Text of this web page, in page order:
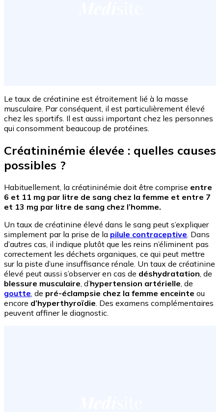
Le taux de créatinine est étroitement lié à la masse
musculaire. Par conséquent, il est particulièrement élevé
chez les sportifs. Il est aussi important chez les personnes
qui consomment beaucoup de protéines.
Créatininémie élevée : quelles causes
possibles ?
Habituellement, la créatininémie doit être comprise entre
6 et 11 mg par litre de sang chez la femme et entre 7
et 13 mg par litre de sang chez l’homme.
Un taux de créatinine élevé dans le sang peut s’expliquer
simplement par la prise de la pilule contraceptive . Dans
d’autres cas, il indique plutôt que les reins n’éliminent pas
correctement les déchets organiques, ce qui peut mettre
sur la piste d’une insuffisance rénale. Un taux de créatinine
élevé peut aussi s’observer en cas de déshydratation , de
blessure musculaire , d’hypertension artérielle , de
goutte , de pré-éclampsie chez la femme enceinte ou
encore d’hyperthyroïdie . Des examens complémentaires
peuvent affiner le diagnostic.